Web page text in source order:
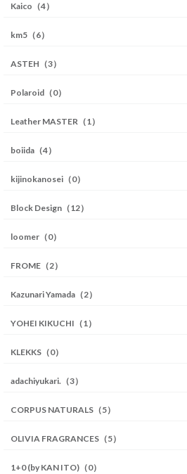
Kaico（4）
km5（6）
ASTEH（3）
Polaroid（0）
Leather MASTER（1）
boiida（4）
kijinokanosei（0）
Block Design（12）
loomer（0）
FROME（2）
Kazunari Yamada（2）
YOHEI KIKUCHI（1）
KLEKKS（0）
adachiyukari.（3）
CORPUS NATURALS（5）
OLIVIA FRAGRANCES（5）
1+0 (by KAN ITO)（0）